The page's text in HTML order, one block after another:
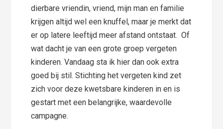
dierbare vriendin, vriend, mijn man en familie
krijgen altijd wel een knuffel, maar je merkt dat
er op latere leeftijd meer afstand ontstaat. Of
wat dacht je van een grote groep vergeten
kinderen. Vandaag sta ik hier dan ook extra
goed bij stil. Stichting het vergeten kind zet
zich voor deze kwetsbare kinderen in en is
gestart met een belangrijke, waardevolle
campagne.